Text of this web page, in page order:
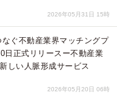
2026年05月31日 15時
なぐ不動産業界マッチングプ
日正式リリースー不動産業
しい人脈形成サービス
2026年05月20日 06時